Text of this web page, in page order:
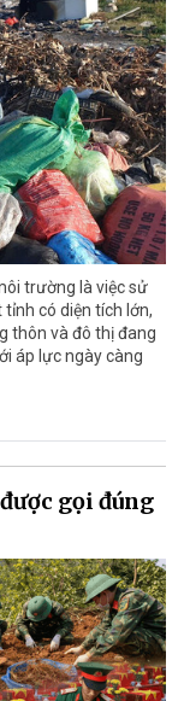
trường là việc sử
có diện tích lớn,
thôn và đô thị đang
áp lực ngày càng
gọi đúng